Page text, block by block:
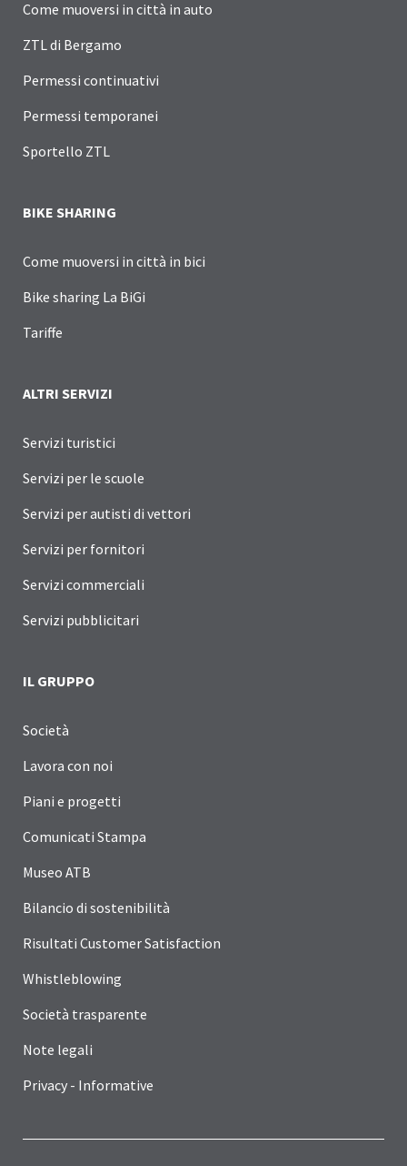
Come muoversi in città in auto
ZTL di Bergamo
Permessi continuativi
Permessi temporanei
Sportello ZTL
BIKE SHARING
Come muoversi in città in bici
Bike sharing La BiGi
Tariffe
ALTRI SERVIZI
Servizi turistici
Servizi per le scuole
Servizi per autisti di vettori
Servizi per fornitori
Servizi commerciali
Servizi pubblicitari
IL GRUPPO
Società
Lavora con noi
Piani e progetti
Comunicati Stampa
Museo ATB
Bilancio di sostenibilità
Risultati Customer Satisfaction
Whistleblowing
Società trasparente
Note legali
Privacy - Informative